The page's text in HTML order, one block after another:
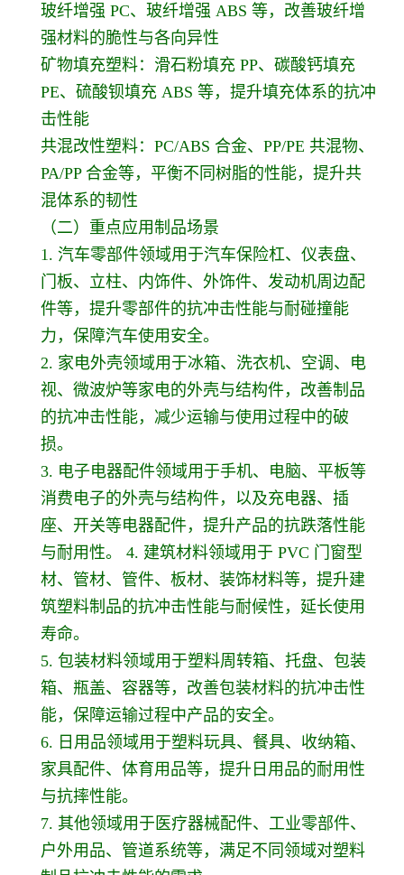
玻纤增强 PC、玻纤增强 ABS 等，改善玻纤增
强材料的脆性与各向异性
矿物填充塑料：滑石粉填充 PP、碳酸钙填充
PE、硫酸钡填充 ABS 等，提升填充体系的抗冲
击性能
共混改性塑料：PC/ABS 合金、PP/PE 共混物、
PA/PP 合金等，平衡不同树脂的性能，提升共
混体系的韧性
（二）重点应用制品场景
1. 汽车零部件领域用于汽车保险杠、仪表盘、
门板、立柱、内饰件、外饰件、发动机周边配
件等，提升零部件的抗冲击性能与耐碰撞能
力，保障汽车使用安全。
2. 家电外壳领域用于冰箱、洗衣机、空调、电
视、微波炉等家电的外壳与结构件，改善制品
的抗冲击性能，减少运输与使用过程中的破
损。
3. 电子电器配件领域用于手机、电脑、平板等
消费电子的外壳与结构件，以及充电器、插
座、开关等电器配件，提升产品的抗跌落性能
与耐用性。 4. 建筑材料领域用于 PVC 门窗型
材、管材、管件、板材、装饰材料等，提升建
筑塑料制品的抗冲击性能与耐候性，延长使用
寿命。
5. 包装材料领域用于塑料周转箱、托盘、包装
箱、瓶盖、容器等，改善包装材料的抗冲击性
能，保障运输过程中产品的安全。
6. 日用品领域用于塑料玩具、餐具、收纳箱、
家具配件、体育用品等，提升日用品的耐用性
与抗摔性能。
7. 其他领域用于医疗器械配件、工业零部件、
户外用品、管道系统等，满足不同领域对塑料